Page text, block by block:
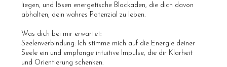
liegen, und lösen energetische Blockaden, die dich davon
abhalten, dein wahres Potenzial zu leben.
Was dich bei mir erwartet:
Seelenverbindung: Ich stimme mich auf die Energie deiner
Seele ein und empfange intuitive Impulse, die dir Klarheit
und Orientierung schenken.